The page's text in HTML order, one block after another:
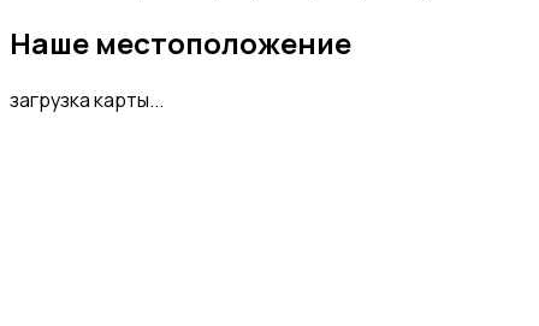
Наше местоположение
загрузка карты...